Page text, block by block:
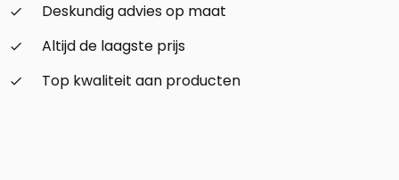
check_small
Deskundig advies op maat
check_small
Altijd de laagste prijs
check_small
Top kwaliteit aan producten